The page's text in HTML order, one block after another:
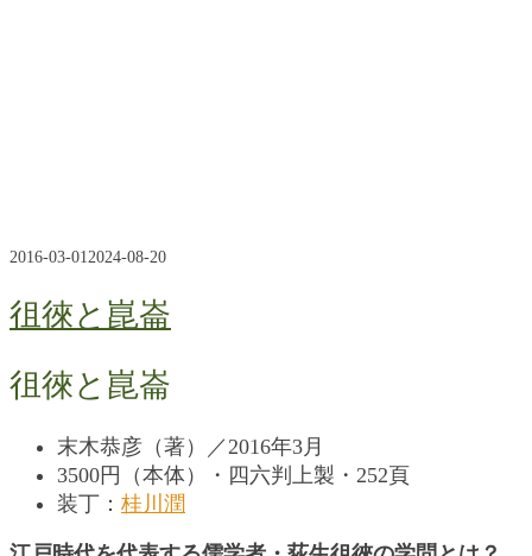
2016-03-01 2024-08-20
徂徠と崑崙
徂徠と崑崙
末木恭彦（著）／2016年3月
3500円（本体）・四六判上製・252頁
装丁： 桂川潤